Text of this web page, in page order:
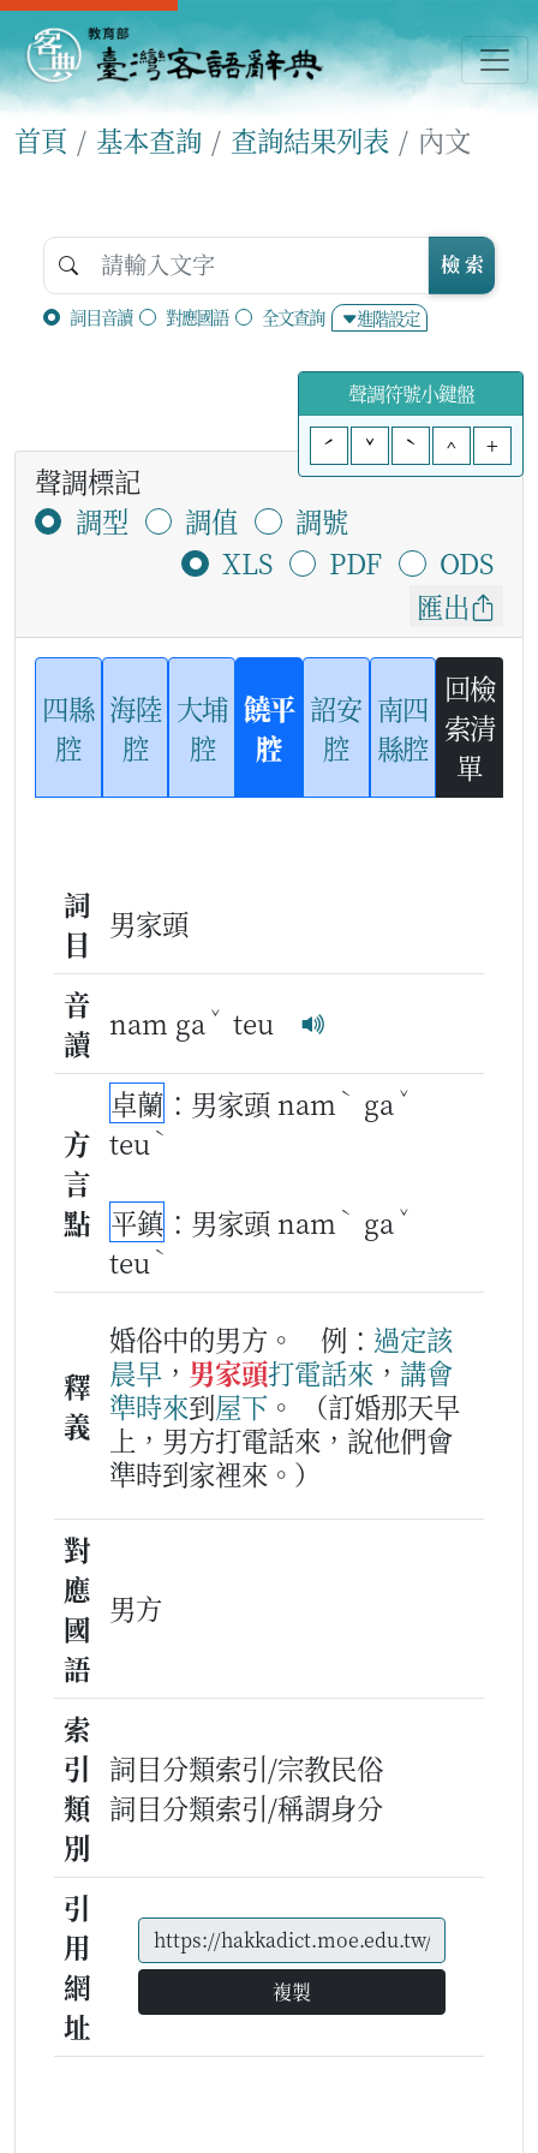
首頁 基本查詢 查詢結果列表 內文
詞目音讀 對應國語 全文查詢 進階設定
檢 索
聲調符號小鍵盤
ˊ
ˇ ˋ ^ +
聲調標記
調型
調值
調號
XLS
PDF
ODS
匯出
四縣
腔
海陸
腔
大埔
腔
饒平
腔
詔安
腔
南四
縣腔
回檢
索清
單
詞
目
男家頭
音
讀
nam ga ˇ teu
方
言
點
卓蘭 ：男家頭 nam ˋ ga ˇ
teu ˋ
平鎮 ：男家頭 nam ˋ ga ˇ
teu ˋ
釋
義
婚俗中的男方。 例： 過定該
晨早 ， 男家頭打電話來 ， 講會
準時來到屋下 。
（訂婚那天早
上，男方打電話來，說他們會
準時到家裡來。）
對
應
國
語
男方
索
引
類
別
詞目分類索引/宗教民俗
詞目分類索引/稱謂身分
引
用
網
址
複製